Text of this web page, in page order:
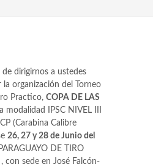
de dirigirnos a ustedes
la organización del Torneo
Practico, COPA DE LAS
modalidad IPSC NIVEL III
(Carabina Calibre
26, 27 y 28 de Junio del
DE TIRO
, con sede en José Falcón-